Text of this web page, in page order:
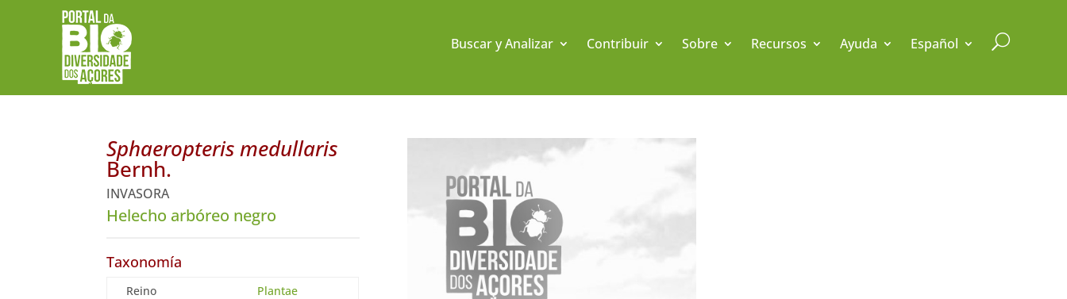
Buscar y Analizar Contribuir Sobre Recursos Ayuda Español U
Sphaeropteris medullaris
Bernh.
INVASORA
Helecho arbóreo negro
Taxonomía
Reino
Plantae